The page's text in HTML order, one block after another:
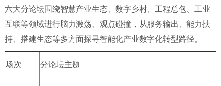
六大分论坛围绕智慧产业生态、数字乡村、工程总包、工业
互联等领域进行脑力激荡、观点碰撞，从服务输出、能力扶
持、搭建生态等多方面探寻智能化产业数字化转型路径。
场次 分论坛主题